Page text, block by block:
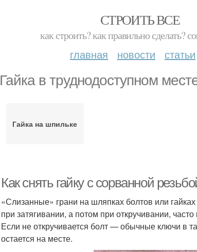
СТРОИТЬ ВСЕ
как строить? как правильно сделать?
главная новости статьи
Гайка в труднодоступном
Гайка на шпильке
Как снять гайку с сорванной
«Слизанные» грани на шляпках болтов или
при затягивании, а потом при откручивании,
Если не откручивается болт — обычные ключи в
остается на месте.